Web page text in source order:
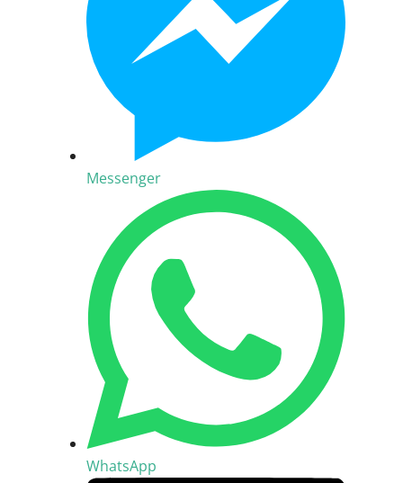
Messenger
WhatsApp